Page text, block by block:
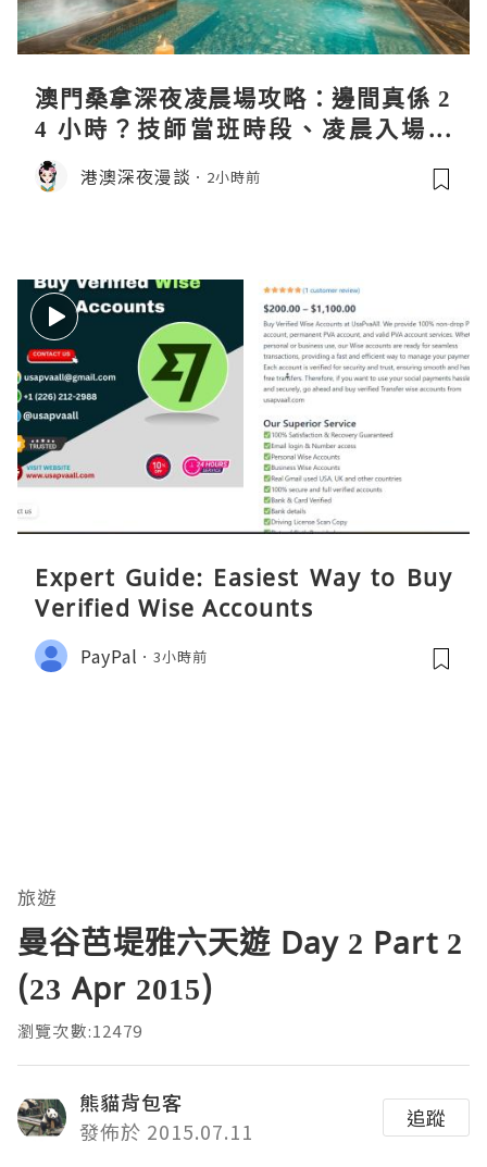
澳門桑拿深夜凌晨場攻略：邊間真係 2
4 小時？技師當班時段、凌晨入場流
程、過夜安排一次過講清
港澳深夜漫談 2小時前
Expert Guide: Easiest Way to Buy
Verified Wise Accounts
PayPal 3小時前
旅遊
曼谷芭堤雅六天遊 Day 2 Part 2
(23 Apr 2015)
瀏覽次數:12479
熊貓背包客
發佈於 2015.07.11
追蹤